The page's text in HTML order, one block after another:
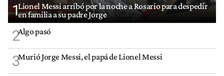
1Lionel Messi arribó por la noche a Rosario para despedir
en familia a su padre Jorge
2Algo pasó
3Murió Jorge Messi, el papá de Lionel Messi